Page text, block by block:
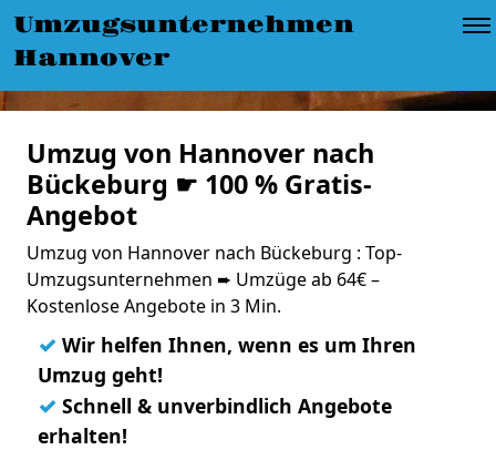
Umzugsunternehmen
Hannover
Umzug von Hannover nach
Bückeburg ☛ 100 % Gratis-
Angebot
Umzug von Hannover nach Bückeburg : Top-
Umzugsunternehmen ➨ Umzüge ab 64€ –
Kostenlose Angebote in 3 Min.
✓ Wir helfen Ihnen, wenn es um Ihren
Umzug geht!
✓ Schnell & unverbindlich Angebote
erhalten!